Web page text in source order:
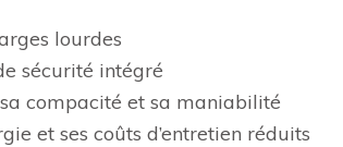
lourdes
sécurité intégré
compacité et sa maniabilité
et ses coûts d’entretien réduits